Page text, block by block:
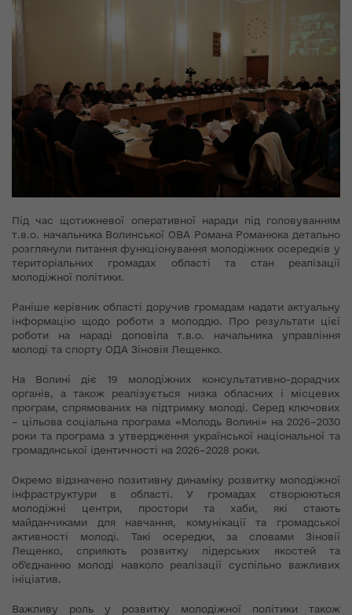
Під час щотижневої оперативної наради під головуванням
т.в.о. начальника Волинської ОВА Романа Романюка детально
розглянули питання функціонування молодіжних осередків у
територіальних громадах області та стан реалізації
молодіжної політики.
Раніше керівник області доручив громадам надати актуальну
інформацію щодо роботи з молоддю. Про результати цієї
роботи на нараді доповіла т.в.о. начальника управління
молоді та спорту ОДА Зіновія Лещенко.
На Волині діє 19 молодіжних консультативно-дорадчих
органів, а також реалізується низка обласних і місцевих
програм, спрямованих на підтримку молоді. Серед ключових
– цільова соціальна програма «Молодь Волині» на 2026–2030
роки та програма з утвердження української національної та
громадянської ідентичності на 2026–2028 роки.
Окремо відзначено позитивну динаміку розвитку молодіжної
інфраструктури в області. У громадах створюються
молодіжні центри, простори та хаби, які стають
майданчиками для навчання, комунікації та громадської
активності молоді. Такі осередки, за словами Зіновії
Лещенко, сприяють розвитку лідерських якостей та
об’єднанню молоді навколо реалізації суспільно важливих
ініціатив.
Важливу роль у розвитку молодіжної політики також